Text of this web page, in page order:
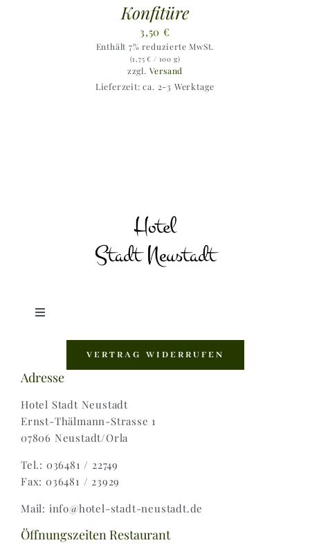
Konfitüre
3,50€
Enthält 7% reduzierte MwSt.
(1,75€ / 100 g)
zzgl. Versand
Lieferzeit: ca. 2-3 Werktage
Toggle
Zahlungsweisen |
Widerruf |
Versand & Lieferung
VERTRAG WIDERRUFEN
Adresse
Hotel Stadt Neustadt
Ernst-Thälmann-Strasse 1
07806 Neustadt/Orla
Tel.: 036481 / 22749
Fax: 036481 / 23929
Mail: info@hotel-stadt-neustadt.de
Öffnungszeiten Restaurant